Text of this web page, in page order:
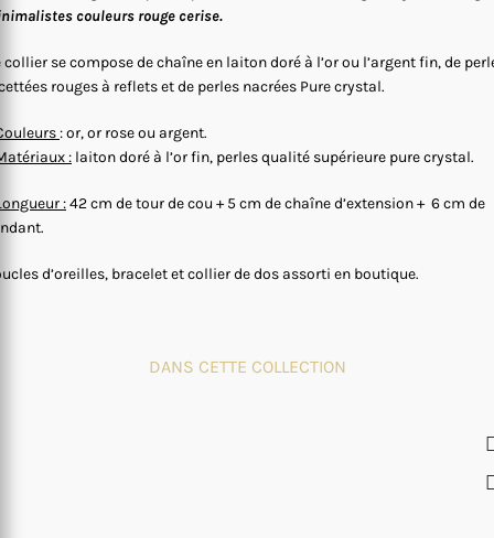
couleurs rouge cerise.
collier se compose de chaîne en laiton doré à l’or ou l’argent fin, de
rouges à reflets et de perles nacrées Pure crystal.
: or, or rose ou argent.
: laiton doré à l’or fin, perles qualité supérieure pure crystal.
:42 cm de tour de cou + 5 cm de chaîne d’extension + 6 cm de
d’oreilles, bracelet et collier de dos assorti en boutique.
DANS CETTE COLLECTION